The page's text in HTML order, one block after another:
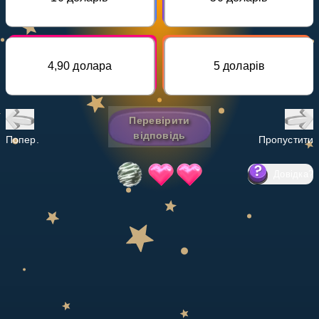
НАВЧАЛЬНИЙ ПЛАН
Увійти4,90 долара 5 доларів
Попер.
Перевірити
відповідь
Пропустити
?